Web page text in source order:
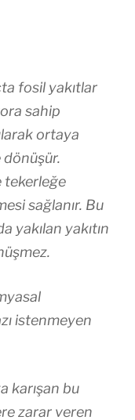
fosil yakıtlar
sahip
ortaya
dönüşür.
tekerleğe
sağlanır. Bu
yakılan yakıtın
istenmeyen
karışan bu
zarar veren